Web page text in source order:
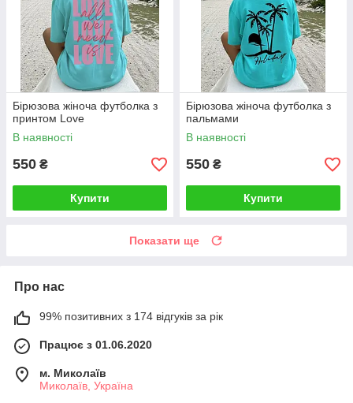
Бірюзова жіноча футболка з
принтом Love
В наявності
550 ₴
Купити
Бірюзова жіноча футболка з
пальмами
В наявності
550 ₴
Купити
Показати ще
Про нас
99% позитивних з 174 відгуків за рік
Працює з 01.06.2020
м. Миколаїв
Миколаїв, Україна